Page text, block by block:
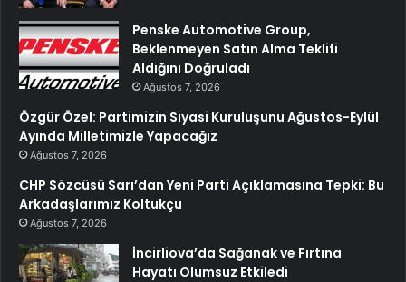
Penske Automotive Group,
Beklenmeyen Satın Alma Teklifi
Aldığını Doğruladı
Ağustos 7, 2026
Özgür Özel: Partimizin Siyasi Kuruluşunu Ağustos-Eylül
Ayında Milletimizle Yapacağız
Ağustos 7, 2026
CHP Sözcüsü Sarı’dan Yeni Parti Açıklamasına Tepki: Bu
Arkadaşlarımız Koltukçu
Ağustos 7, 2026
İncirliova’da Sağanak ve Fırtına
Hayatı Olumsuz Etkiledi